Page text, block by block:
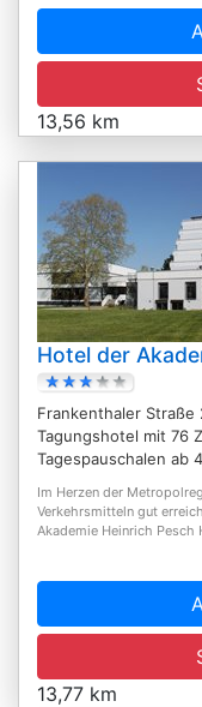
13,56 km
Hotel der
Frankenthaler
Tagungshotel mit 76
Tagespauschalen ab
Im Herzen der
Verkehrsmitteln gut
Akademie Heinrich Pesch
13,77 km